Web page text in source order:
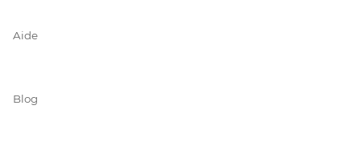
Aide
Blog